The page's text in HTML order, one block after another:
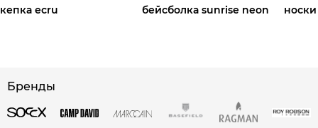
кепка ecru
бейсболка sunrise neon
Бренды